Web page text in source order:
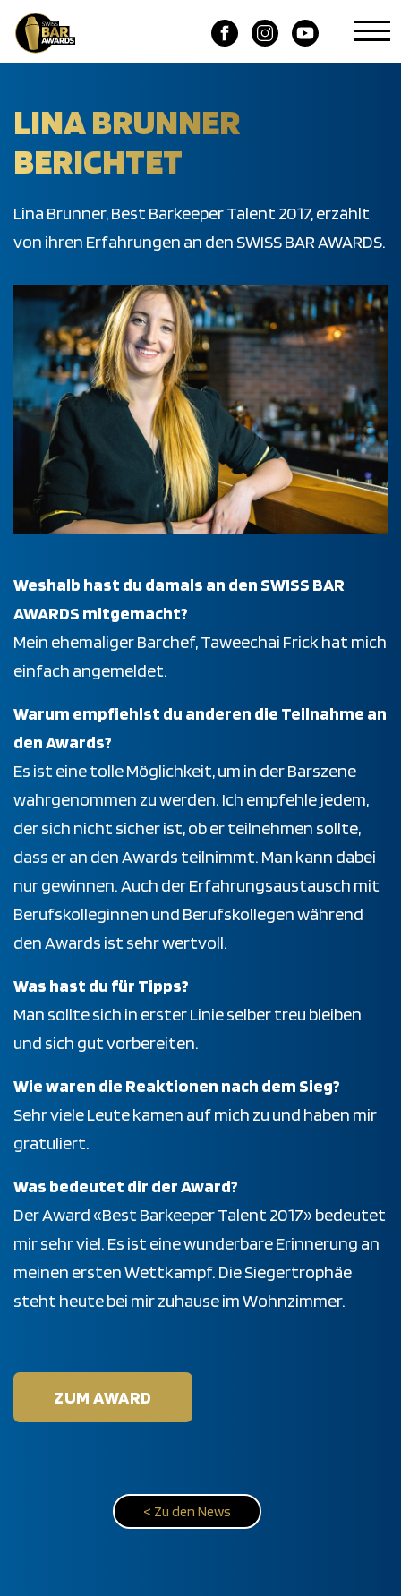
LINA BRUNNER
BERICHTET
Lina Brunner, Best Barkeeper Talent 2017, erzählt
von ihren Erfahrungen an den SWISS BAR AWARDS.
Weshalb hast du damals an den SWISS BAR
AWARDS mitgemacht?
Mein ehemaliger Barchef, Taweechai Frick hat mich
einfach angemeldet.
Warum empfiehlst du anderen die Teilnahme an
den Awards?
Es ist eine tolle Möglichkeit, um in der Barszene
wahrgenommen zu werden. Ich empfehle jedem,
der sich nicht sicher ist, ob er teilnehmen sollte,
dass er an den Awards teilnimmt. Man kann dabei
nur gewinnen. Auch der Erfahrungsaustausch mit
Berufskolleginnen und Berufskollegen während
den Awards ist sehr wertvoll.
Was hast du für Tipps?
Man sollte sich in erster Linie selber treu bleiben
und sich gut vorbereiten.
Wie waren die Reaktionen nach dem Sieg?
Sehr viele Leute kamen auf mich zu und haben mir
gratuliert.
Was bedeutet dir der Award?
Der Award «Best Barkeeper Talent 2017» bedeutet
mir sehr viel. Es ist eine wunderbare Erinnerung an
meinen ersten Wettkampf. Die Siegertrophäe
steht heute bei mir zuhause im Wohnzimmer.
ZUM AWARD
< Zu den News